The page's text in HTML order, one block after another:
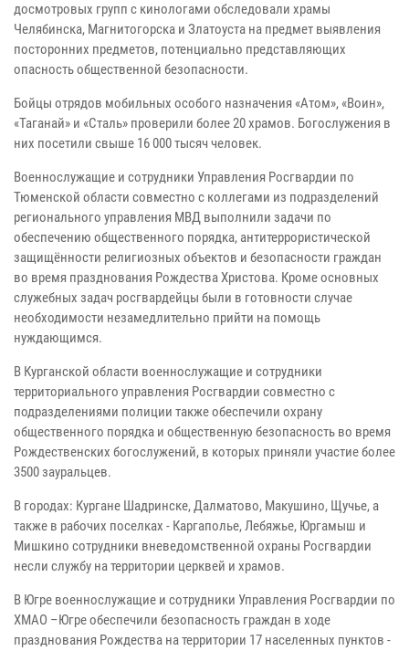
досмотровых групп с кинологами обследовали храмы
Челябинска, Магнитогорска и Златоуста на предмет выявления
посторонних предметов, потенциально представляющих
опасность общественной безопасности.
Бойцы отрядов мобильных особого назначения «Атом», «Воин»,
«Таганай» и «Сталь» проверили более 20 храмов. Богослужения в
них посетили свыше 16 000 тысяч человек.
Военнослужащие и сотрудники Управления Росгвардии по
Тюменской области совместно с коллегами из подразделений
регионального управления МВД выполнили задачи по
обеспечению общественного порядка, антитеррористической
защищённости религиозных объектов и безопасности граждан
во время празднования Рождества Христова. Кроме основных
служебных задач росгвардейцы были в готовности случае
необходимости незамедлительно прийти на помощь
нуждающимся.
В Курганской области военнослужащие и сотрудники
территориального управления Росгвардии совместно с
подразделениями полиции также обеспечили охрану
общественного порядка и общественную безопасность во время
Рождественских богослужений, в которых приняли участие более
3500 зауральцев.
В городах: Кургане Шадринске, Далматово, Макушино, Щучье, а
также в рабочих поселках - Каргаполье, Лебяжье, Юргамыш и
Мишкино сотрудники вневедомственной охраны Росгвардии
несли службу на территории церквей и храмов.
В Югре военнослужащие и сотрудники Управления Росгвардии по
ХМАО –Югре обеспечили безопасность граждан в ходе
празднования Рождества на территории 17 населенных пунктов -